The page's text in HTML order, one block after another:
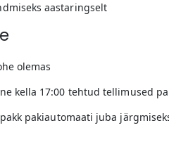
aastaringselt
olemas
kella 17:00 tehtud tellimused
pakiautomaati juba